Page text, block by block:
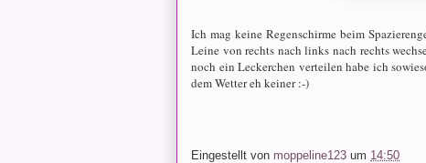
Ich mag keine Regenschirme beim
Leine von rechts nach links nach rechts
noch ein Leckerchen verteilen habe ich
dem Wetter eh keiner :-)
Eingestellt von moppeline123 um 14:50